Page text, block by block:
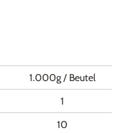
1.000g / Beutel
1
10